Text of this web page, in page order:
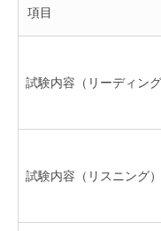
項目
試験内容（リーディング
試験内容（リスニング）